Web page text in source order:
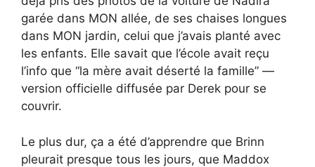
garée dans MON allée, de ses chaises longues
dans MON jardin, celui que j’avais planté avec
les enfants. Elle savait que l’école avait reçu
l’info que “la mère avait déserté la famille” —
version officielle diffusée par Derek pour se
couvrir.
Le plus dur, ça a été d’apprendre que Brinn
pleurait presque tous les jours, que Maddox